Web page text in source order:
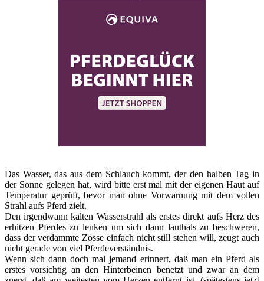
Das Wasser, das aus dem Schlauch kommt, der den halben Tag in
der Sonne gelegen hat, wird bitte erst mal mit der eigenen Haut auf
Temperatur geprüft, bevor man ohne Vorwarnung mit dem vollen
Strahl aufs Pferd zielt.
Den irgendwann kalten Wasserstrahl als erstes direkt aufs Herz des
erhitzen Pferdes zu lenken um sich dann lauthals zu beschweren,
dass der verdammte Zosse einfach nicht still stehen will, zeugt auch
nicht gerade von viel Pferdeverständnis.
Wenn sich dann doch mal jemand erinnert, daß man ein Pferd als
erstes vorsichtig an den Hinterbeinen benetzt und zwar an dem